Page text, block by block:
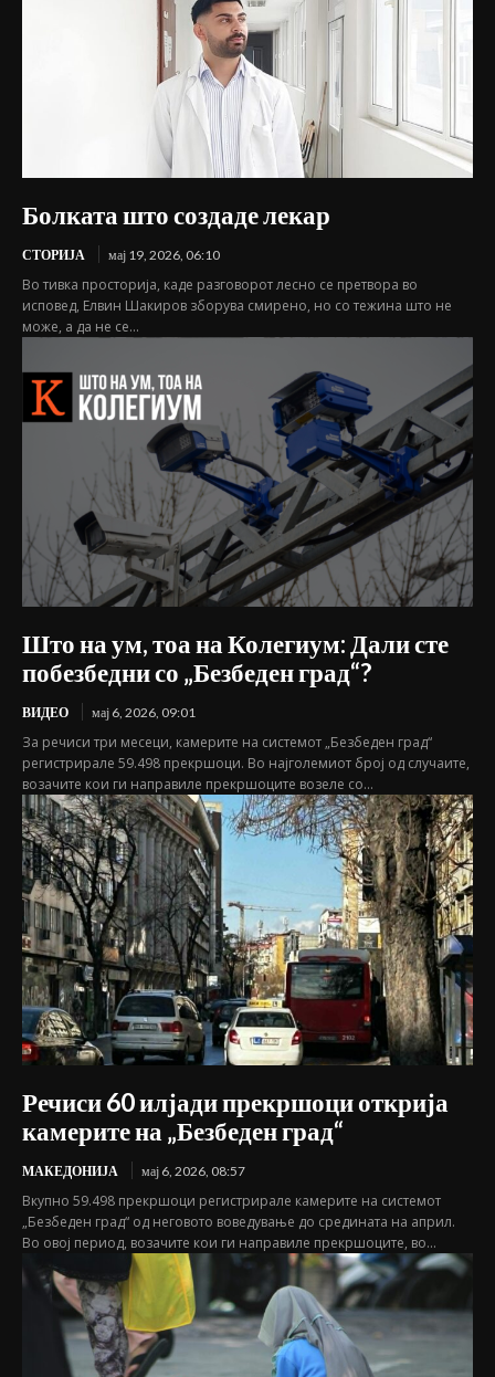
Болката што создаде лекар
СТОРИЈА мај 19, 2026, 06:10
Во тивка просторија, каде разговорот лесно се претвора во
исповед, Елвин Шакиров зборува смирено, но со тежина што не
може, а да не се...
Што на ум, тоа на Колегиум: Дали сте
побезбедни со „Безбеден град“?
ВИДЕО мај 6, 2026, 09:01
За речиси три месеци, камерите на системот „Безбеден град“
регистрирале 59.498 прекршоци. Во најголемиот број од случаите,
возачите кои ги направиле прекршоците возеле со...
Речиси 60 илјади прекршоци открија
камерите на „Безбеден град“
МАКЕДОНИЈА мај 6, 2026, 08:57
Вкупно 59.498 прекршоци регистрирале камерите на системот
„Безбеден град“ од неговото воведување до средината на април.
Во овој период, возачите кои ги направиле прекршоците, во...